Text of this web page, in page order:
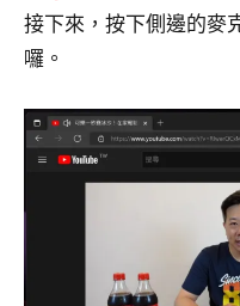
接下來，按下側邊的麥
囉。